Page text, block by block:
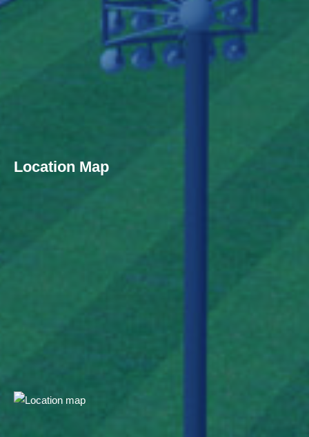
Location Map